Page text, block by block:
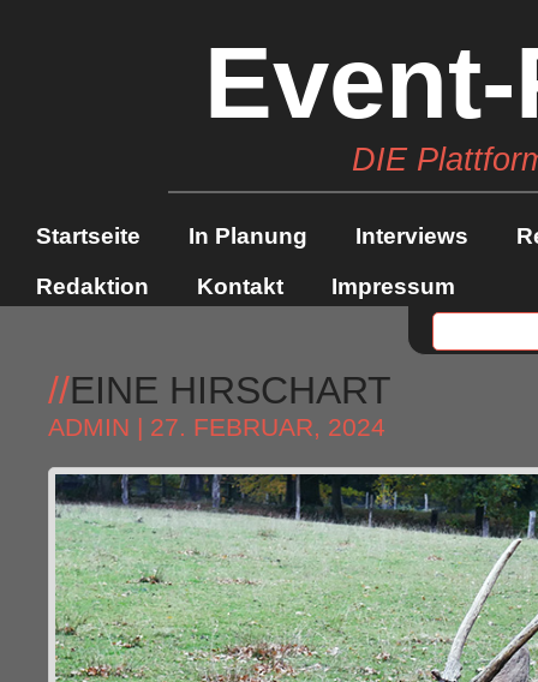
DIE
Startseite In Planung Interviews
Redaktion
Kontakt Impressum
//EINE HIRSCHART
ADMIN | 27. FEBRUAR, 2024